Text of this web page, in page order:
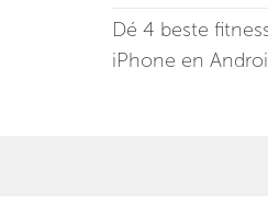
Dé 4 beste
iPhone en